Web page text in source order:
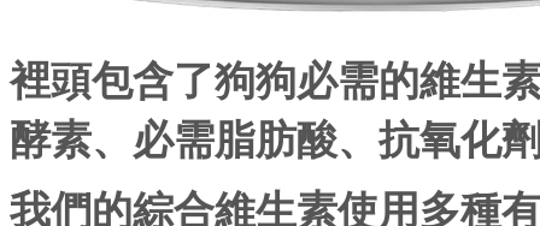
裡頭包含了狗狗必需的維生
酵素、必需脂肪酸、抗氧化
我們的綜合維生素使用多種